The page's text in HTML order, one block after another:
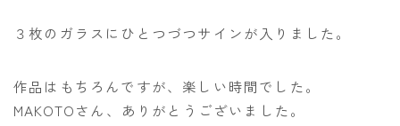
３枚のガラスにひとつづつサインが入りました。
作品はもちろんですが、楽しい時間でした。
MAKOTOさん、ありがとうございました。